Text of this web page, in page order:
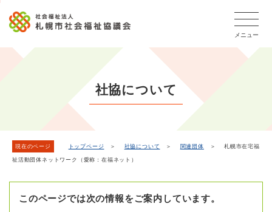
文
メニュー
か
社協について
現在のページ トップページ ＞ 社協について ＞ 関連団体 ＞ 札幌市在宅福
祉活動団体ネットワーク（愛称：在福ネット）
このページでは次の情報をご案内しています。
こ
フ
タ
こ